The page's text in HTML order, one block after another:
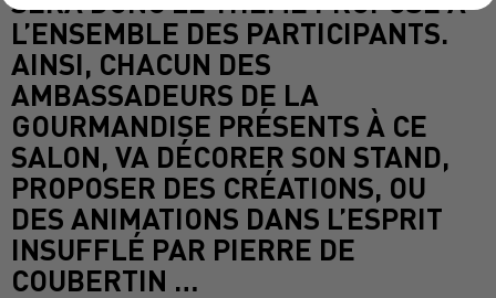
L’ENSEMBLE DES PARTICIPANTS.
AINSI, CHACUN DES
AMBASSADEURS DE LA
GOURMANDISE PRÉSENTS À CE
SALON, VA DÉCORER SON STAND,
PROPOSER DES CRÉATIONS, OU
DES ANIMATIONS DANS L’ESPRIT
INSUFFLÉ PAR PIERRE DE
COUBERTIN …